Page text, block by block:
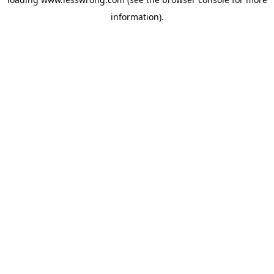
information).